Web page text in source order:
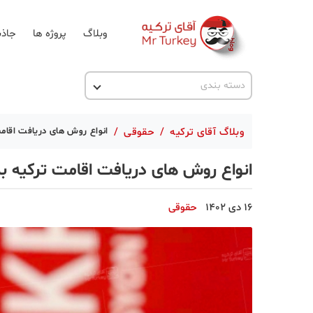
وبلاگ پروژه ها
دسته بندی
اخبار ترکیه
ترکیه گردی
جاذبه گردشگری
حقوقی
دانستنی
وبلاگ آقای ترکیه / حقوقی / انواع روش های دریافت
انواع روش های دریافت اقامت ترکیه
16 دی 1402 حقوقی